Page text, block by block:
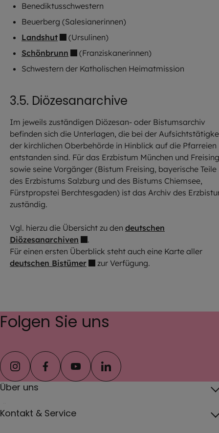
Benediktusschwestern
Beuerberg (Salesianerinnen)
Landshut
(Ursulinen)
Schönbrunn
(Franziskanerinnen)
Schwestern der Katholischen Heimatmission
3.5. Diözesanarchive
Im jeweils zuständigen Diözesan- oder Bistumsarchiv
befinden sich die Unterlagen, die bei der
der kirchlichen Oberbehörde in Hinblick auf die Pfarreien
entstanden sind. Für das Erzbistum München und Freising
sowie seine Vorgänger (Bistum Freising, bayerische Teile
des Erzbistums Salzburg und des Bistums Chiemsee,
Fürstpropstei Berchtesgaden) ist das Archiv des
zuständig.
Vgl. hierzu die Übersicht zu den deutschen
Diözesanarchiven
.
Für einen ersten Überblick steht auch eine Karte aller
deutschen Bistümer
zur Verfügung.
Folgen Sie uns
instagramfacebookyoutubelinkedin
Über uns
Kontakt & Service